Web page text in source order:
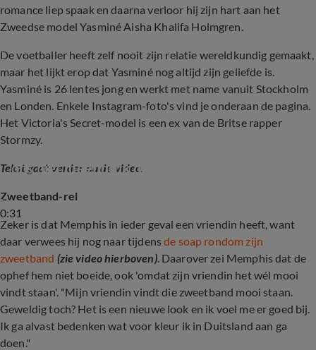
romance liep spaak en daarna verloor hij zijn hart aan het
Zweedse model Yasminé Aisha Khalifa Holmgren.
De voetballer heeft zelf nooit zijn relatie wereldkundig gemaakt,
maar het lijkt erop dat Yasminé nog altijd zijn geliefde is.
Yasminé is 26 lentes jong en werkt met name vanuit Stockholm
en Londen. Enkele Instagram-foto's vind je onderaan de pagina.
Het Victoria's Secret-model is een ex van de Britse rapper
Stormzy.
Tekst gaat verder na de video.
0:31
Koeman over haarband Memphis: ‘Hoeven we
ons niet meer druk om te maken’
Zweetband-rel
Zeker is dat Memphis in ieder geval een vriendin heeft, want
daar verwees hij nog naar tijdensde soap rondom zijn
zweetband (zie video hierboven). Daarover zei Memphis dat de
ophef hem niet boeide, ook 'omdat zijn vriendin het wél mooi
vindt staan'. "Mijn vriendin vindt die zweetband mooi staan.
Geweldig toch? Het is een nieuwe look en ik voel me er goed bij.
Ik ga alvast bedenken wat voor kleur ik in Duitsland aan ga
doen."